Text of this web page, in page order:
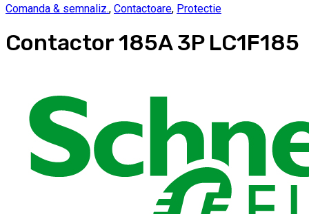
Comanda & semnaliz., Contactoare, Protectie
Contactor 185A 3P LC1F185